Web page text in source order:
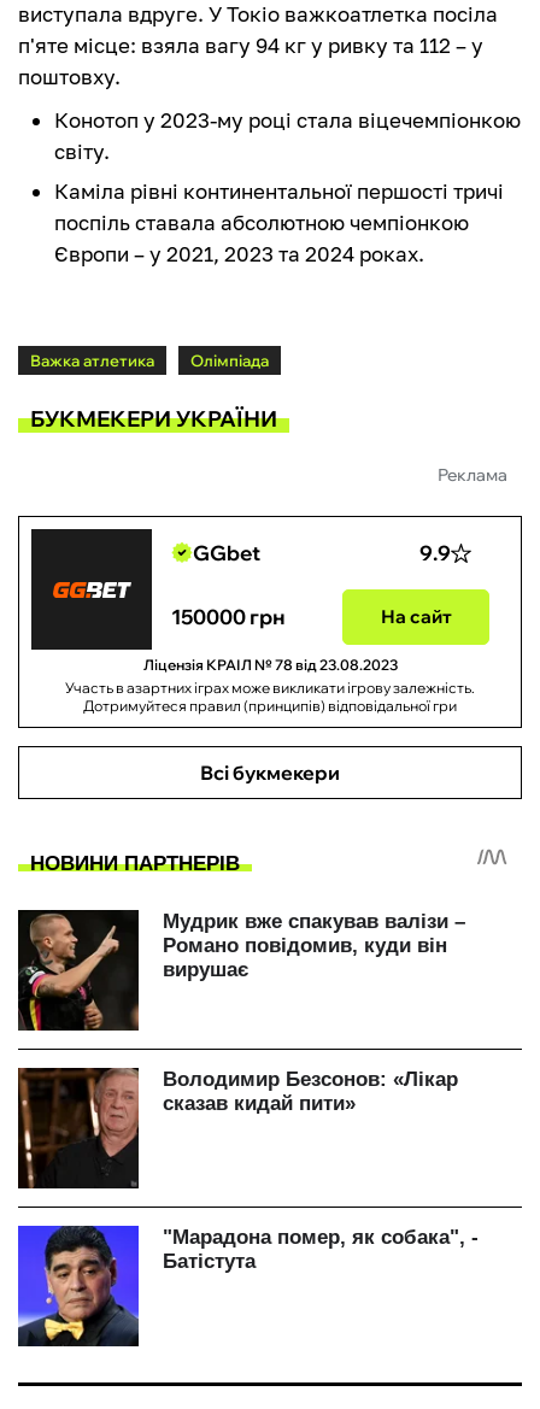
виступала вдруге. У Токіо важкоатлетка посіла
п'яте місце: взяла вагу 94 кг у ривку та 112 – у
поштовху.
Конотоп у 2023-му році стала віцечемпіонкою
світу.
Каміла рівні континентальної першості тричі
поспіль ставала абсолютною чемпіонкою
Європи – у 2021, 2023 та 2024 роках.
Важка атлетика Олімпіада
БУКМЕКЕРИ УКРАЇНИ
Реклама
GGbet 9.9
150000 грн На сайт
Ліцензія КРАІЛ № 78 від 23.08.2023
Участь в азартних іграх може викликати ігрову залежність.
Дотримуйтеся правил (принципів) відповідальної гри
Всі букмекери